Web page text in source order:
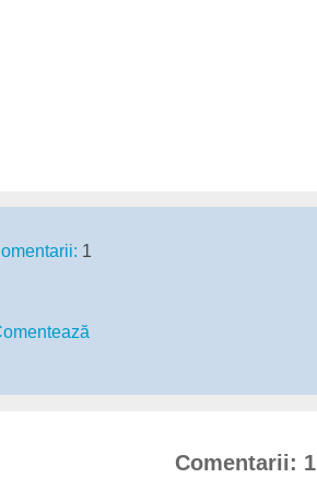
1
Comentarii: 1